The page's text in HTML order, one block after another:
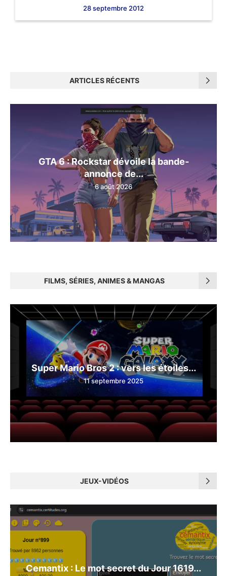
28 septembre 2012
ARTICLES RÉCENTS
GTA 6 : Rockstar dévoile la bande-
annonce de...
6 août 2026
FILMS, SÉRIES, ANIMES & MANGAS
Super Mario Bros 2 : vers les étoiles...
11 septembre 2025
JEUX-VIDÉOS
Cemantix : Le mot secret du Jour 1619...